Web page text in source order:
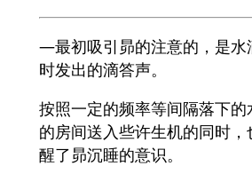
—最初吸引昴的注意的，是水
时发出的滴答声。
按照一定的频率等间隔落下
的房间送入些许生机的同时
醒了昴沉睡的意识。